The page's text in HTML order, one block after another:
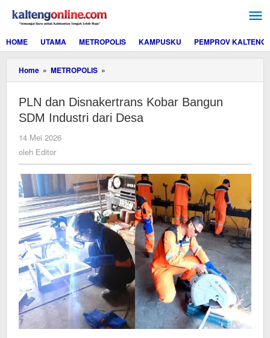
konten
HOME
UTAMA METROPOLIS KAMPUSKU PEMPROV KALTENG
Home » METROPOLIS »
dan
Kobar
Bangun
SDM
PLN dan Disnakertrans Kobar Bangun
SDM Industri dari Desa
14 Mei 2026
oleh Editor